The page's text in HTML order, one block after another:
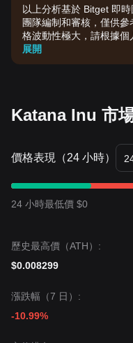
以上分析基於 Bitget 即
團隊編制和審核，僅供
格波動性極大，請根據個
展開
Katana Inu 市
價格表現（24 小時）
24 小時最低價 $0
歷史最高價（ATH）:
$0.008299
漲跌幅（7 日）:
-10.99%